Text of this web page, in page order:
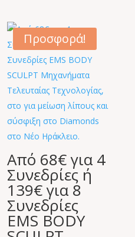
Προσφορά!
Από 68€ για 4
Συνεδρίες ή
139€ για 8
Συνεδρίες
EMS BODY